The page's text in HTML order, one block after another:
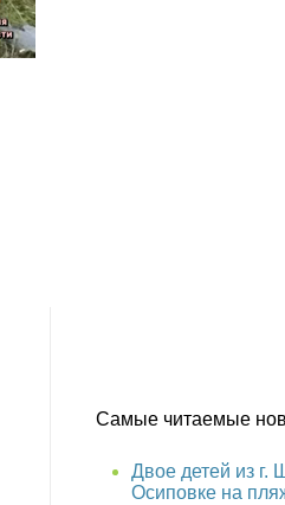
Самые читаемые
Двое детей из г.
Осиповке на